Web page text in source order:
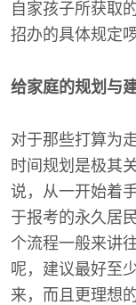
自家孩子所获取
招办的具体规定啰
给家庭的规划与
对于那些打算为
时间规划是极其
说，从一开始着
于报考的永久居
个流程一般来讲
呢，建议最好至
来，而且更理想